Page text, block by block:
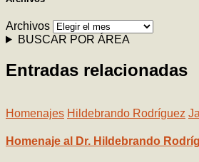
Archivos
BUSCAR POR ÁREA
Entradas relacionadas
Homenajes Hildebrando Rodríguez
Homenaje al Dr. Hildebrando